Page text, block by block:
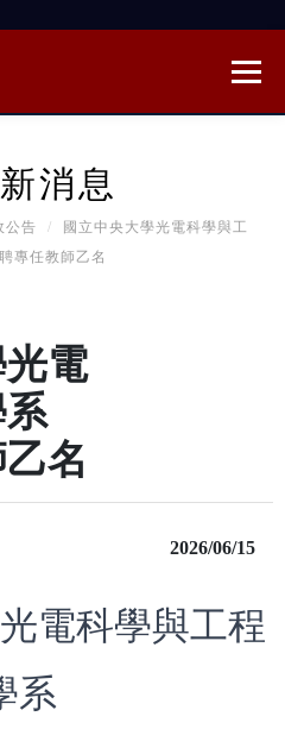
消息
公告
國立中央大學光電科學與工
專任教師乙名
電
名
2026/06/15
電科學與工程
系